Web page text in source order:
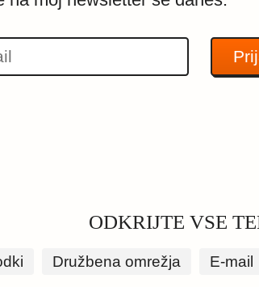
ODKRIJTE VSE
Družbena omrežja E-mail